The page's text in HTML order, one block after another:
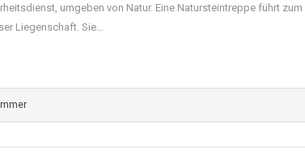
umgeben von Natur. Eine Natursteintreppe führt zum
Liegenschaft. Sie…